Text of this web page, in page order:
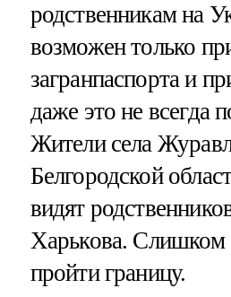
родственникам на
возможен только
загранпаспорта и
даже это не всегда
Жители села
Белгородской
видят
Харькова. Слишком
пройти границу.